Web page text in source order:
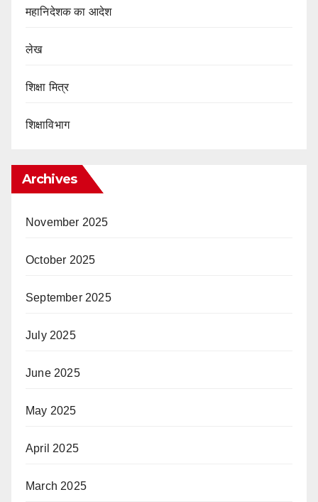
महानिदेशक का आदेश
लेख
शिक्षा मित्र
शिक्षाविभाग
Archives
November 2025
October 2025
September 2025
July 2025
June 2025
May 2025
April 2025
March 2025